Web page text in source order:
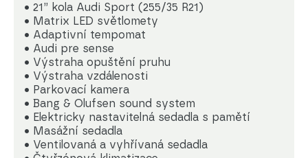
• 21” kola Audi Sport (255/35 R21)
• Matrix LED světlomety
• Adaptivní tempomat
• Audi pre sense
• Výstraha opuštění pruhu
• Výstraha vzdálenosti
• Parkovací kamera
• Bang & Olufsen sound system
• Elektricky nastavitelná sedadla s pamětí
• Masážní sedadla
• Ventilovaná a vyhřívaná sedadla